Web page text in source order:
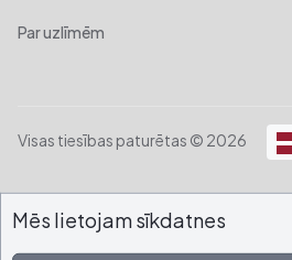
Par uzlīmēm
Visas tiesības paturētas © 2026
Mēs lietojam sīkdatnes